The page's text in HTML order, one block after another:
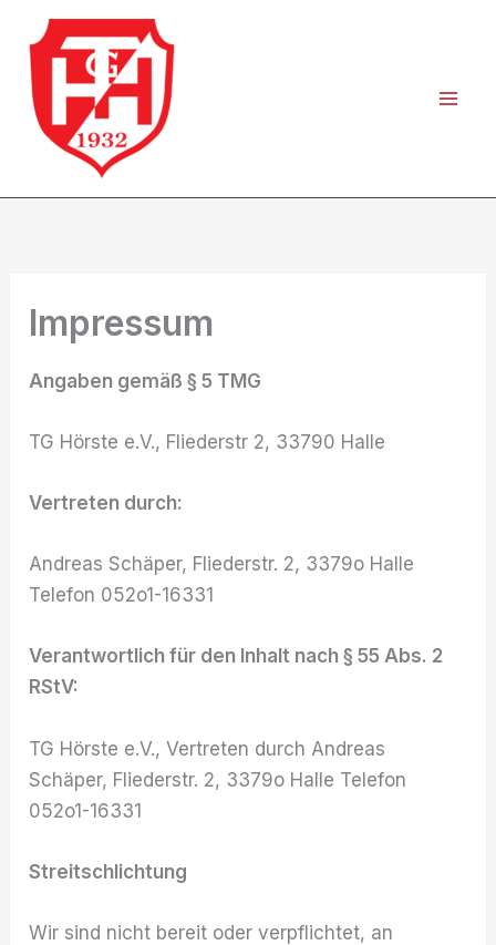
Inhalt
springen
Impressum
Angaben gemäß § 5 TMG
TG Hörste e.V., Fliederstr 2, 33790 Halle
Vertreten durch:
Andreas Schäper, Fliederstr. 2, 3379o Halle
Telefon 052o1-16331
Verantwortlich für den Inhalt nach § 55 Abs. 2
RStV:
TG Hörste e.V., Vertreten durch Andreas
Schäper, Fliederstr. 2, 3379o Halle Telefon
052o1-16331
Streitschlichtung
Wir sind nicht bereit oder verpflichtet, an